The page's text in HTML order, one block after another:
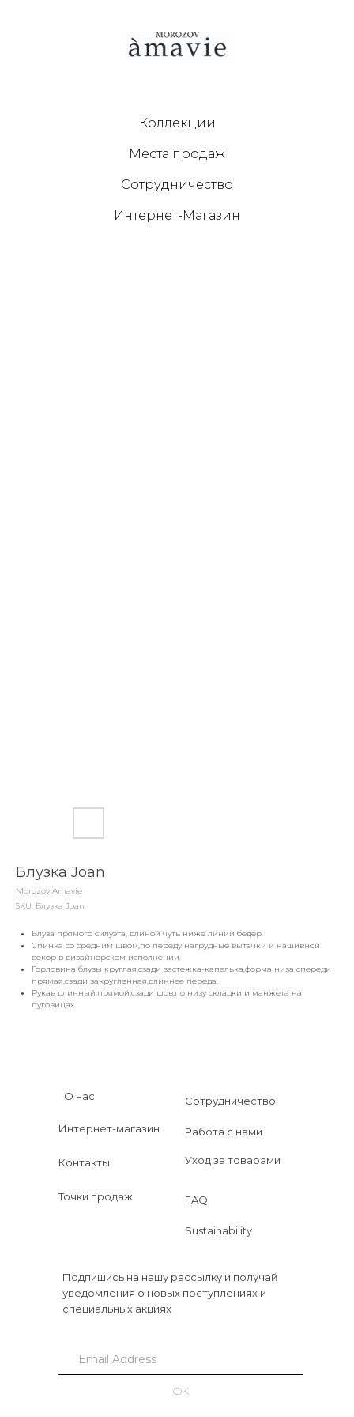
Коллекции
Места продаж
Сотрудничество
Интернет-Магазин
Блузка Joan
Morozov Amavie
SKU: Блузка Joan
Блуза прямого силуэта, длиной чуть ниже линии бедер.
Спинка со средним швом,по переду нагрудные вытачки и нашивной
декор в дизайнерском исполнении.
Горловина блузы круглая,сзади застежка-капелька,форма низа спереди
прямая,сзади закругленная,длиннее переда.
Рукав длинный,прямой,сзади шов,по низу складки и манжета на
пуговицах.
Уход за товарами
Контакты
Подпишись на нашу рассылку и получай
уведомления о новых поступлениях и
специальных акциях
О нас
FAQ
Sustainability
Сотрудничество
Работа с нами
Точки продаж
Интернет-магазин
OK